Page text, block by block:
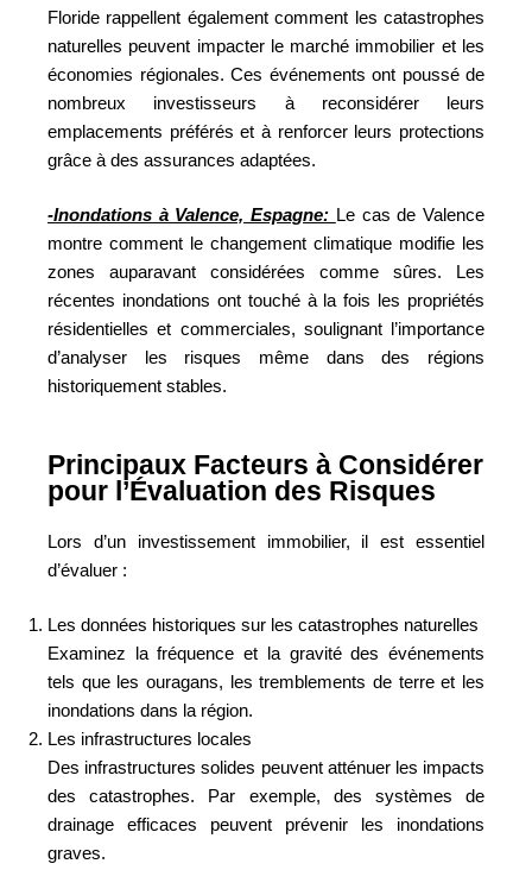
Floride rappellent également comment les catastrophes
naturelles peuvent impacter le marché immobilier et les
économies régionales. Ces événements ont poussé de
nombreux investisseurs à reconsidérer leurs
emplacements préférés et à renforcer leurs protections
grâce à des assurances adaptées.
-Inondations à Valence, Espagne: Le cas de Valence
montre comment le changement climatique modifie les
zones auparavant considérées comme sûres. Les
récentes inondations ont touché à la fois les propriétés
résidentielles et commerciales, soulignant l’importance
d’analyser les risques même dans des régions
historiquement stables.
Principaux Facteurs à Considérer
pour l’Évaluation des Risques
Lors d’un investissement immobilier, il est essentiel
d’évaluer :
Les données historiques sur les catastrophes naturelles
Examinez la fréquence et la gravité des événements
tels que les ouragans, les tremblements de terre et les
inondations dans la région.
Les infrastructures locales
Des infrastructures solides peuvent atténuer les impacts
des catastrophes. Par exemple, des systèmes de
drainage efficaces peuvent prévenir les inondations
graves.